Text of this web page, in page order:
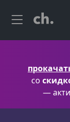
со
—